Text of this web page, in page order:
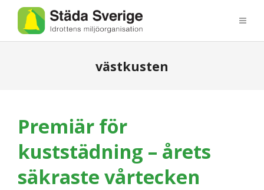
västkusten
Premiär för
kuststädning – årets
säkraste vårtecken